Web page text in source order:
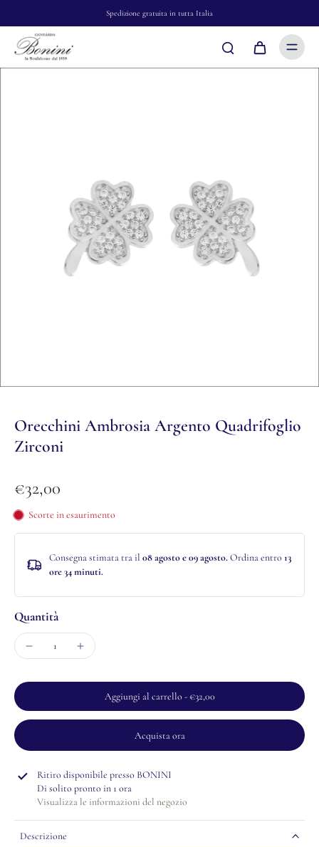
Spedizione gratuita in tutta Italia
Orecchini Ambrosia Argento Quadrifoglio
Zirconi
€32,00
Scorte in esaurimento
Consegna stimata tra il 08 agosto e 09 agosto.Ordina entro13
ore 34 minuti.
Quantità
Aggiungi al carrello-€32,00
Acquista ora
Ritiro disponibile presso BONINI
Di solito pronto in 1 ora
Visualizza le informazioni del negozio
Descrizione